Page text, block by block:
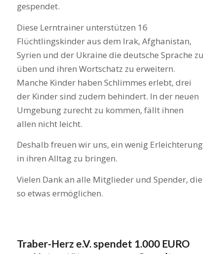
gespendet.
Diese Lerntrainer unterstützen 16
Flüchtlingskinder aus dem Irak, Afghanistan,
Syrien und der Ukraine die deutsche Sprache zu
üben und ihren Wortschatz zu erweitern.
Manche Kinder haben Schlimmes erlebt, drei
der Kinder sind zudem behindert. In der neuen
Umgebung zurecht zu kommen, fällt ihnen
allen nicht leicht.
Deshalb freuen wir uns, ein wenig Erleichterung
in ihren Alltag zu bringen.
Vielen Dank an alle Mitglieder und Spender, die
so etwas ermöglichen.
Traber-Herz e.V. spendet 1.000 EURO